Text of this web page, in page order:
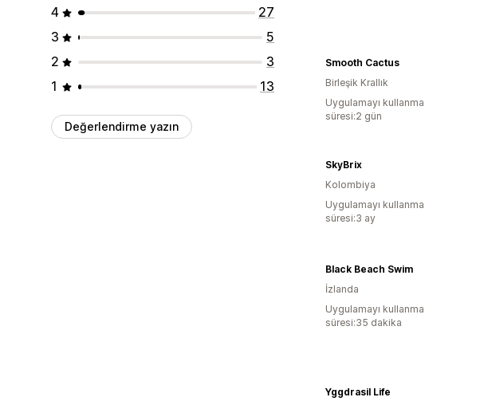
4
27
3
5
2
3
1
13
Değerlendirme yazın
Smooth Cactus
Birleşik Krallık
Uygulamayı kullanma
süresi:2 gün
SkyBrix
Kolombiya
Uygulamayı kullanma
süresi:3 ay
Black Beach Swim
İzlanda
Uygulamayı kullanma
süresi:35 dakika
Yggdrasil Life